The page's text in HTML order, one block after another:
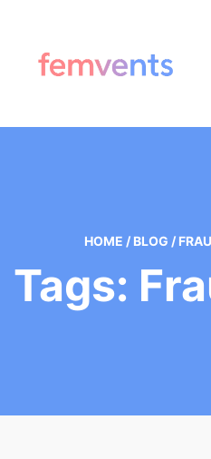
HOME / BLOG /
Tags: